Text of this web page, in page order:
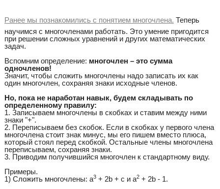
Ранее мы познакомились с понятием многочлена. Теперь
научимся с многочленами работать. Это умение пригодится
при решении сложных уравнений и других математических
задач.
Вспомним определение: многочлен – это сумма
одночленов!
Значит, чтобы сложить многочлены надо записать их как
один многочлен, сохраняя знаки исходные членов.
Но, пока не наработан навык, будем складывать по
определенному правилу:
1. Записываем многочлены в скобках и ставим между ними
знаки "+".
2. Переписываем без скобок. Если в скобках у первого члена
многочлена стоит знак минус, мы его пишем вместо плюса,
который стоял перед скобкой. Остальные члены многочлена
переписываем, сохраняя знаки.
3. Приводим получившийся многочлен к стандартному виду.
Примеры.
1) Сложить многочлены: a3+ 2b + с и а2+ 2b - 1.